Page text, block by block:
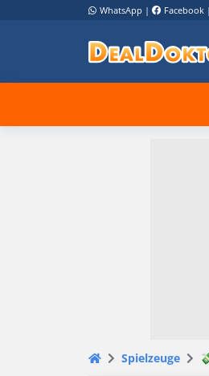
WhatsApp | Facebook |
Spielzeuge